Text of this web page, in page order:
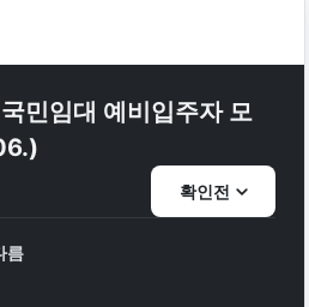
민임대 예비입주자 모
확인전
름